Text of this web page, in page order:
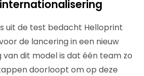
uit de test bedacht Helloprint
de lancering in een nieuw
van dit model is dat één team zo
doorloopt om op deze